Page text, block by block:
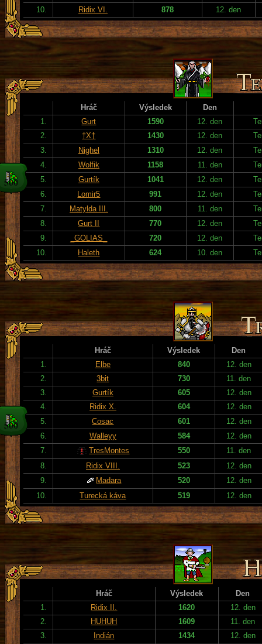
10.
Ridix VI. 878 12. den
Hráč Výsledek
Den
1.
Gurt 1590 12. den
2.
†X† 1430 12. den
3.
Nighel 1310 12. den
4.
Wolfik 1158 11. den
5.
Gurtík 1041 12. den
6.
Lomir5 991 12. den
7.
Matylda III. 800 11. den
8.
Gurt II 770 12. den
9.
_GOLIAS_ 720 12. den
10.
Haleth 624 10. den
Hráč Výsledek
Den
1.
Elbe 840
12. den
2.
3bit 730
11. den
3.
Gurtík 605
12. den
4.
Ridix X. 604
12. den
5.
Cosac 601
12. den
6.
Walleyy 584
12. den
7.
TresMontes 550
11. den
8.
Ridix VIII. 523
12. den
9.
Madara 520
12. den
10.
Turecká káva 519 12. den
Hráč Výsledek
Den
1.
Ridix II. 1620
12. den
2.
HUHUH 1609
11. den
3.
Indián 1434
12. den